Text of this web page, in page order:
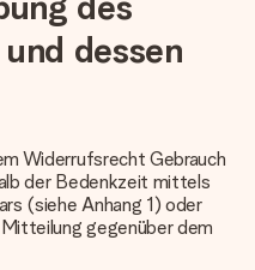
dessen
Widerrufsrecht Gebrauch
der Bedenkzeit mittels
(sieheAnhang 1) oder
gegenüber dem